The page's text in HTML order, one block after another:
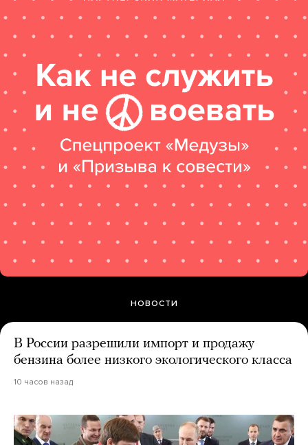
НОВОСТИ
В России разрешили импорт и продажу
бензина более низкого экологического класса
10 часов назад